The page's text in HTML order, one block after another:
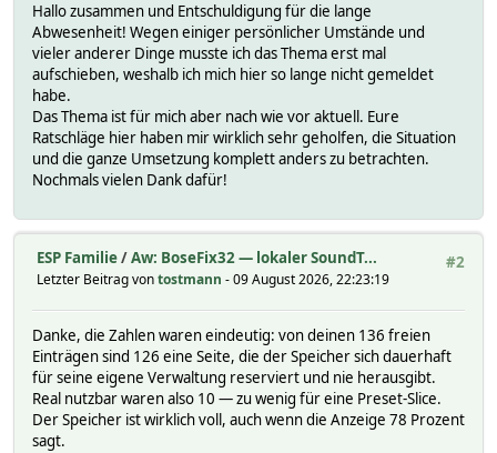
Hallo zusammen und Entschuldigung für die lange
Abwesenheit! Wegen einiger persönlicher Umstände und
vieler anderer Dinge musste ich das Thema erst mal
aufschieben, weshalb ich mich hier so lange nicht gemeldet
habe.
Das Thema ist für mich aber nach wie vor aktuell. Eure
Ratschläge hier haben mir wirklich sehr geholfen, die Situation
und die ganze Umsetzung komplett anders zu betrachten.
Nochmals vielen Dank dafür!
#2
ESP Familie/Aw: BoseFix32 — lokaler SoundT...
Letzter Beitrag vontostmann - 09 August 2026, 22:23:19
Danke, die Zahlen waren eindeutig: von deinen 136 freien
Einträgen sind 126 eine Seite, die der Speicher sich dauerhaft
für seine eigene Verwaltung reserviert und nie herausgibt.
Real nutzbar waren also 10 — zu wenig für eine Preset-Slice.
Der Speicher ist wirklich voll, auch wenn die Anzeige 78 Prozent
sagt.